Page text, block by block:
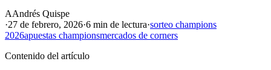
AAndrés Quispe
·27 de febrero, 2026·6 min de lectura·sorteo champions
2026apuestas championsmercados de corners
Contenido del artículo